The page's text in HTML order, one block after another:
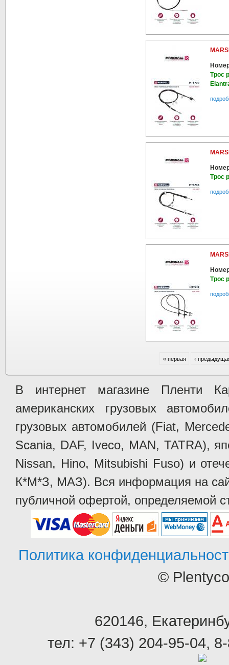
Трос
Трос
Трос
« первая ‹
В интернет магазине Пленти
американских грузовых
грузовых автомобилей (Fiat,
Scania, DAF, Iveco, MAN, TATRA),
Nissan, Hino, Mitsubishi Fuso) и
К*М*З, МАЗ). Вся информация на
публичной офертой, определяемой
Политика
©
620146,
тел: +7 (343) 204-95-04,